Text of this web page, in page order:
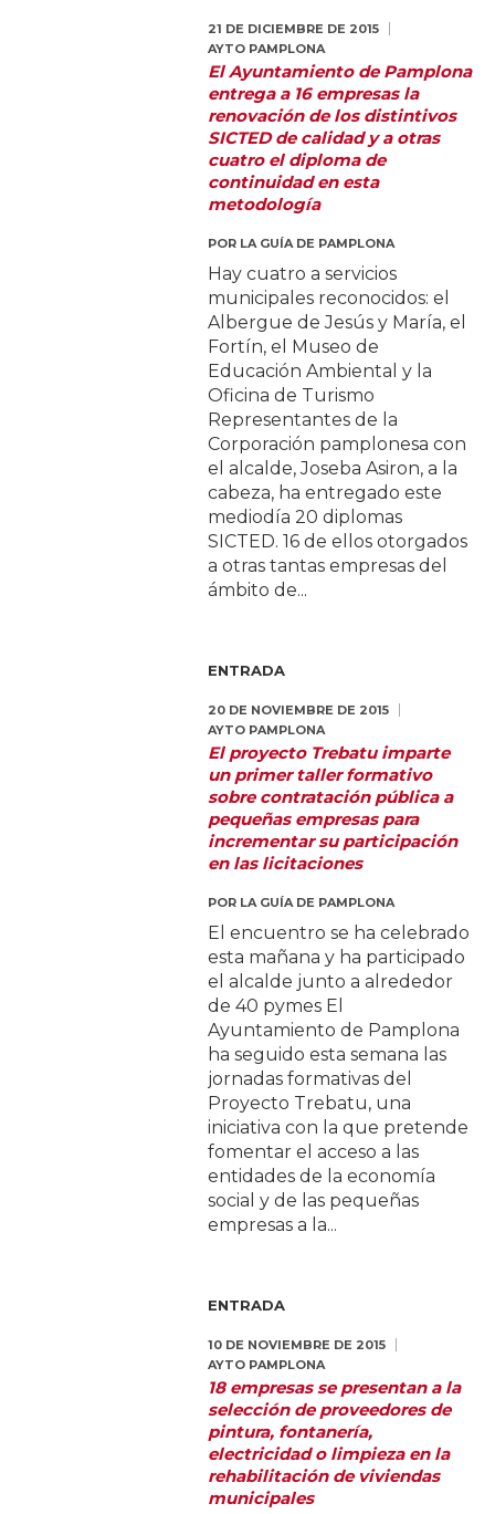
21 DE DICIEMBRE DE 2015
AYTO PAMPLONA
El Ayuntamiento de Pamplona
entrega a 16 empresas la
renovación de los distintivos
SICTED de calidad y a otras
cuatro el diploma de
continuidad en esta
metodología
POR LA GUÍA DE PAMPLONA
Hay cuatro a servicios
municipales reconocidos: el
Albergue de Jesús y María, el
Fortín, el Museo de
Educación Ambiental y la
Oficina de Turismo
Representantes de la
Corporación pamplonesa con
el alcalde, Joseba Asiron, a la
cabeza, ha entregado este
mediodía 20 diplomas
SICTED. 16 de ellos otorgados
a otras tantas empresas del
ámbito de...
ENTRADA
20 DE NOVIEMBRE DE 2015
AYTO PAMPLONA
El proyecto Trebatu imparte
un primer taller formativo
sobre contratación pública a
pequeñas empresas para
incrementar su participación
en las licitaciones
POR LA GUÍA DE PAMPLONA
El encuentro se ha celebrado
esta mañana y ha participado
el alcalde junto a alrededor
de 40 pymes El
Ayuntamiento de Pamplona
ha seguido esta semana las
jornadas formativas del
Proyecto Trebatu, una
iniciativa con la que pretende
fomentar el acceso a las
entidades de la economía
social y de las pequeñas
empresas a la...
ENTRADA
10 DE NOVIEMBRE DE 2015
AYTO PAMPLONA
18 empresas se presentan a la
selección de proveedores de
pintura, fontanería,
electricidad o limpieza en la
rehabilitación de viviendas
municipales